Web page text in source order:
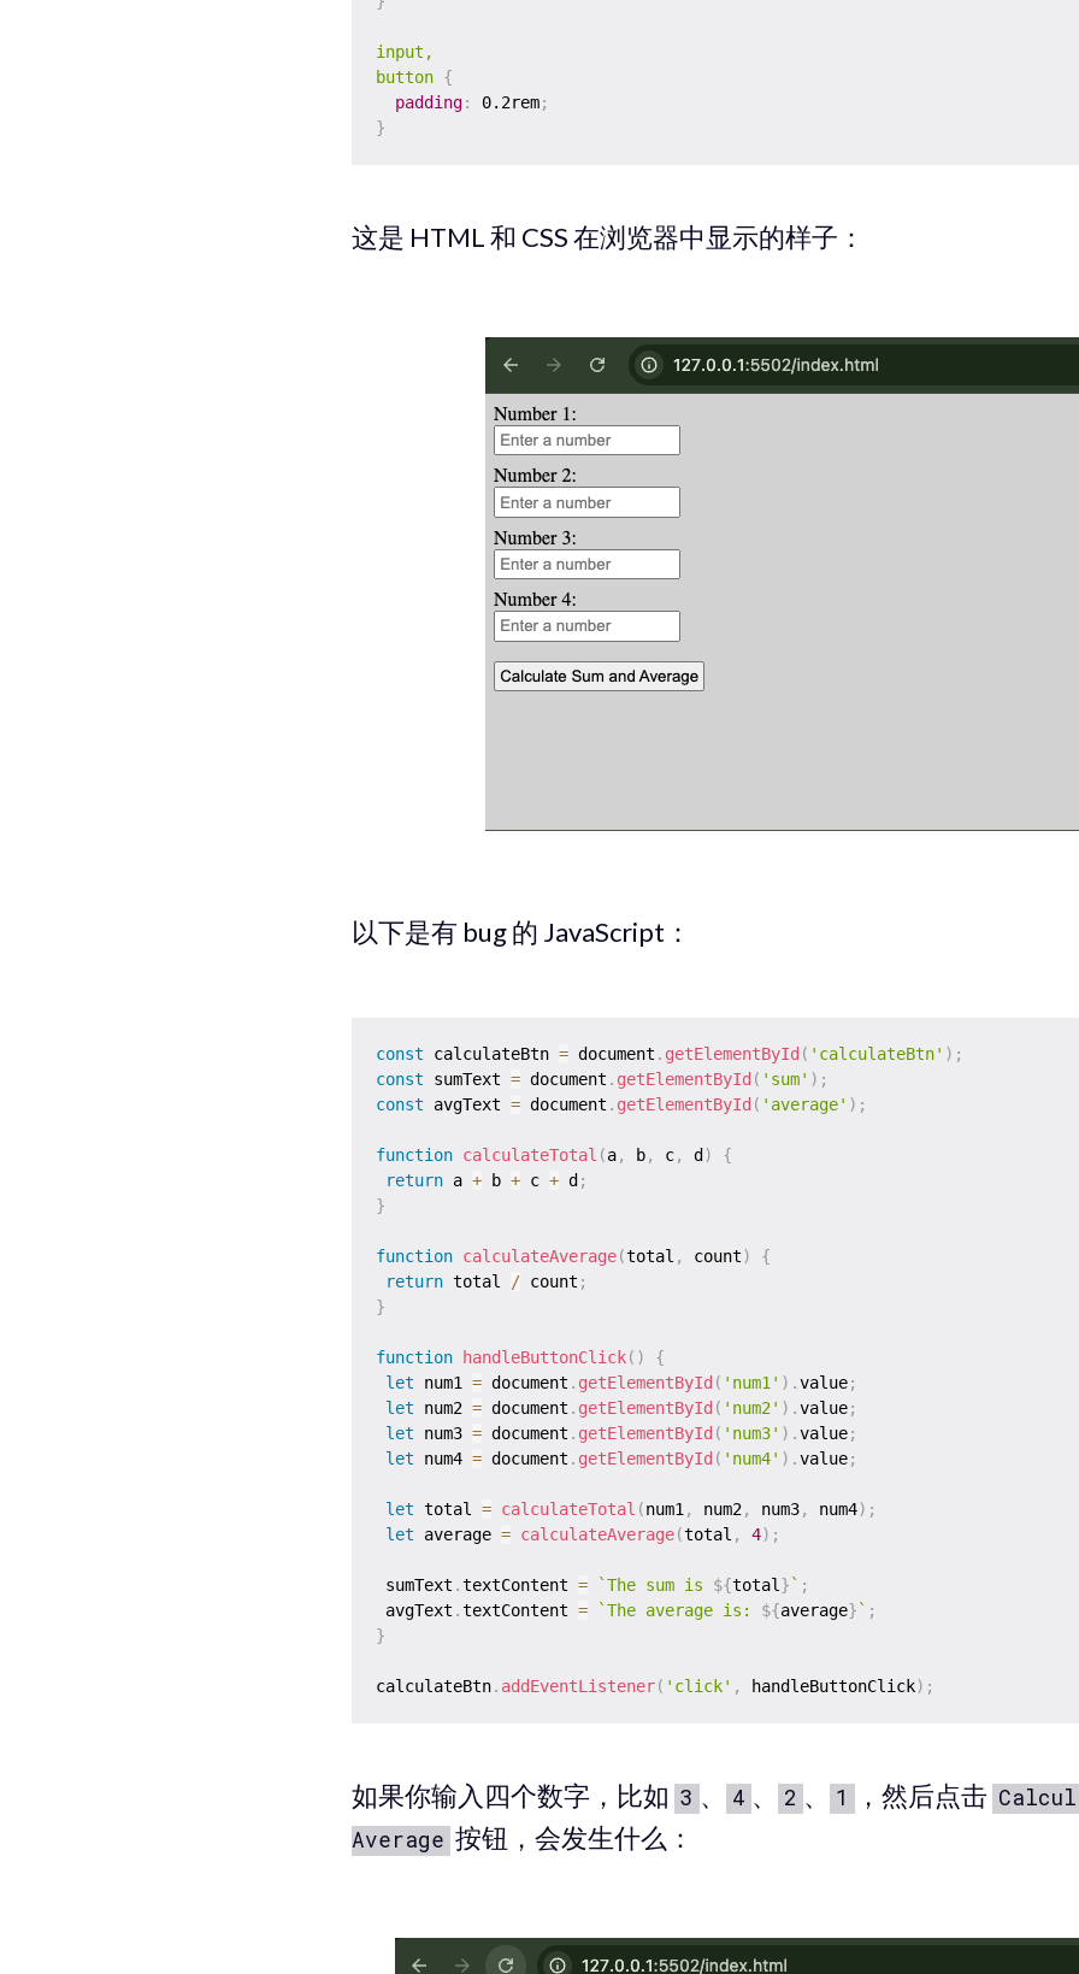
input,
button {
padding: 0.2rem;
}
这是 HTML 和 CSS 在浏览器中显示的样子：
以下是有 bug 的 JavaScript：
const calculateBtn = document . getElementById ( 'calculateBtn' ) ;
const sumText = document . getElementById ( 'sum' ) ;
const avgText = document . getElementById ( 'average' ) ;
function calculateTotal (a, b, c, d )
{
return a + b + c + d ;
}
function calculateAverage(total , count)
{
return total / count ;
}
function handleButtonClick( )
{
let num1 = document . getElementById ( 'num1' ) .value;
let num2 = document . getElementById ( 'num2' ) .value;
let num3 = document . getElementById ( 'num3' ) .value;
let num4 = document . getElementById ( 'num4' ) .value;
let total = calculateTotal (num1 , num2, num3, num4) ;
let average = calculateAverage(total , 4) ;
sumText .textContent = `The sum is ${total } ` ;
avgText .textContent = `The average is: ${average} ` ;
}
calculateBtn. addEventListener( 'click' , handleButtonClick) ;
如果你输入四个数字，比如 3 、 4 、 2 、 1 ，然后点击
Average 按钮，会发生什么：